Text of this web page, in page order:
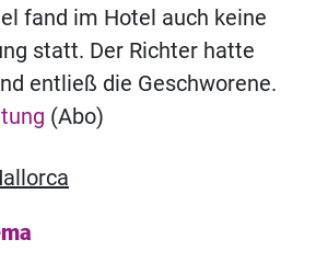
fand im Hotel auch keine
statt. Der Richter hatte
entließ die Geschworene.
(Abo)